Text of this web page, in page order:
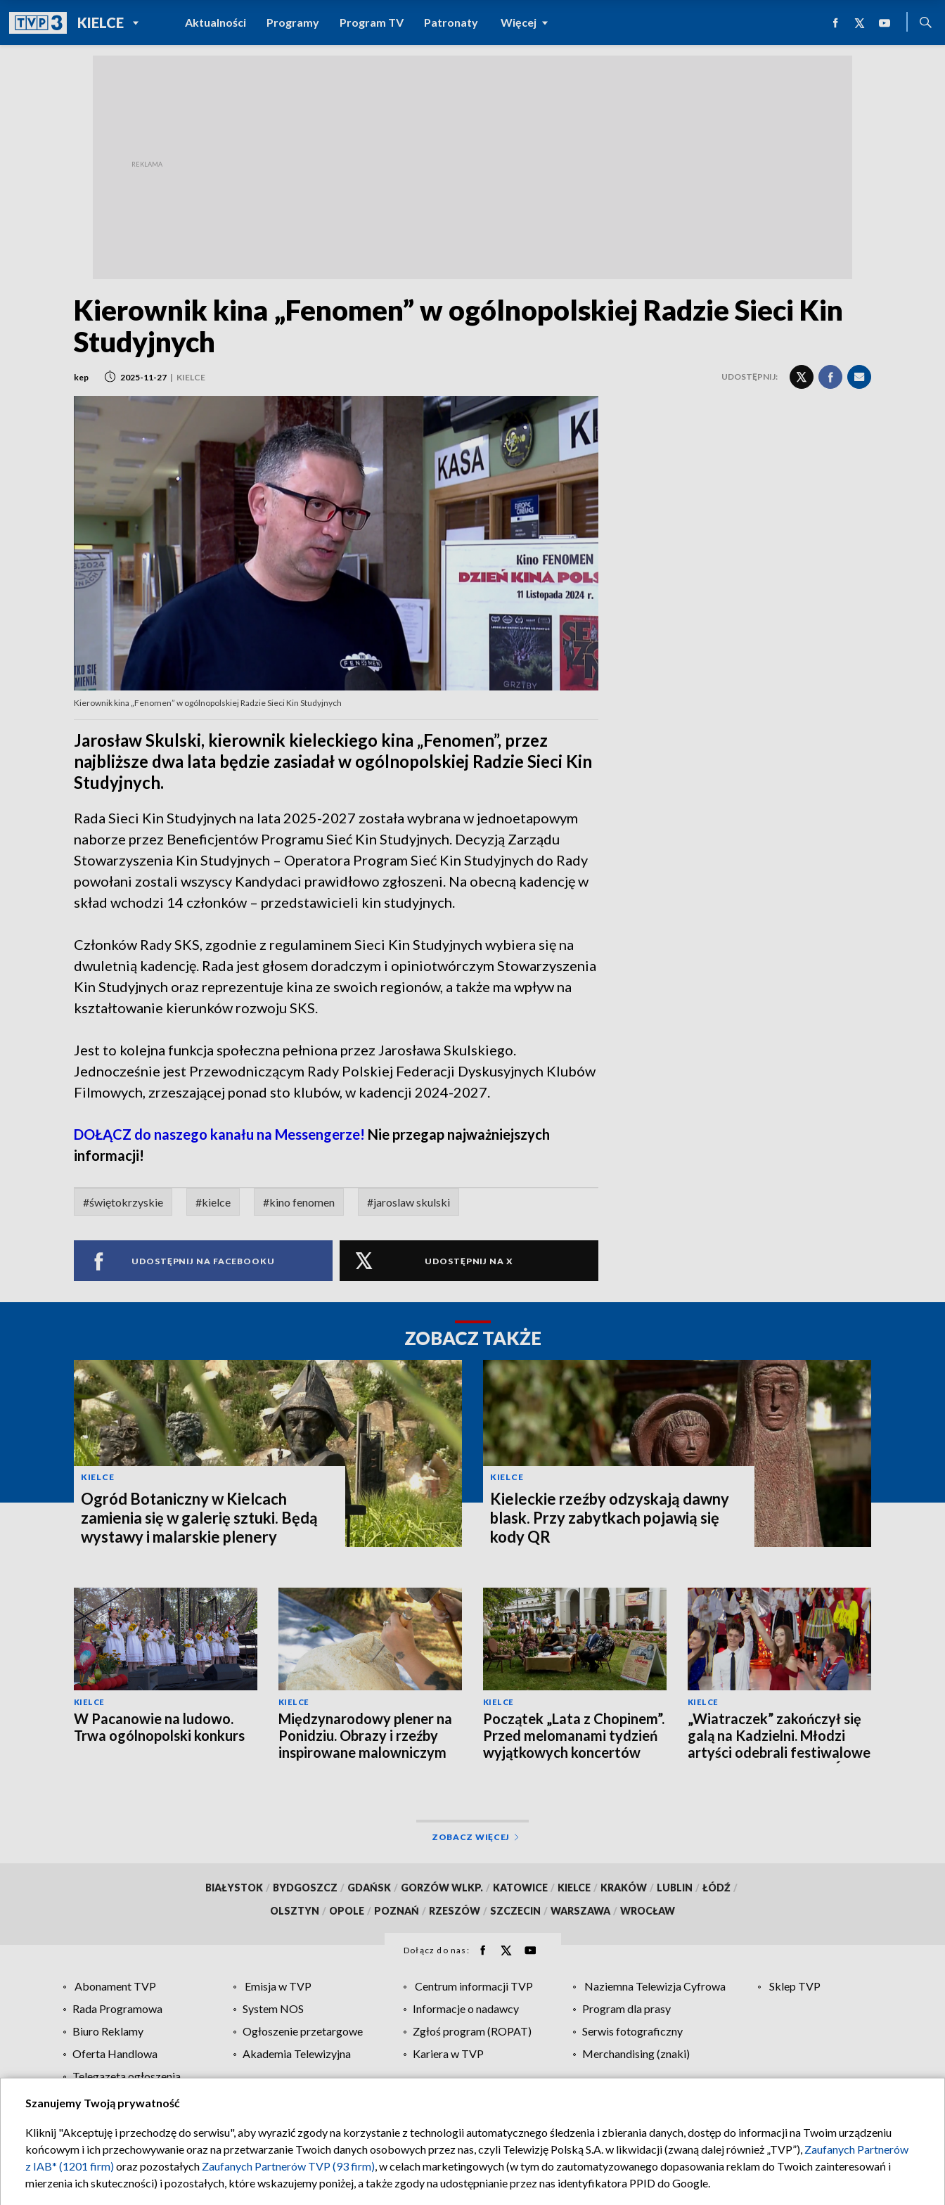
KIELCEPOWRÓT DO
TVP REGIONY
Aktualności Programy Program TV Patronaty Więcej
Kierownik kina „Fenomen” w ogólnopolskiej Radzie Sieci Kin
Studyjnych
kep 2025-11-27 | KIELCE UDOSTĘPNIJ:
Kierownik kina „Fenomen” w ogólnopolskiej Radzie Sieci Kin Studyjnych
Jarosław Skulski, kierownik kieleckiego kina „Fenomen”, przez
najbliższe dwa lata będzie zasiadał w ogólnopolskiej Radzie Sieci Kin
Studyjnych.
Rada Sieci Kin Studyjnych na lata 2025-2027 została wybrana w jednoetapowym
naborze przez Beneficjentów Programu Sieć Kin Studyjnych. Decyzją Zarządu
Stowarzyszenia Kin Studyjnych – Operatora Program Sieć Kin Studyjnych do Rady
powołani zostali wszyscy Kandydaci prawidłowo zgłoszeni. Na obecną kadencję w
skład wchodzi 14 członków – przedstawicieli kin studyjnych.
Członków Rady SKS, zgodnie z regulaminem Sieci Kin Studyjnych wybiera się na
dwuletnią kadencję. Rada jest głosem doradczym i opiniotwórczym Stowarzyszenia
Kin Studyjnych oraz reprezentuje kina ze swoich regionów, a także ma wpływ na
kształtowanie kierunków rozwoju SKS.
Jest to kolejna funkcja społeczna pełniona przez Jarosława Skulskiego.
Jednocześnie jest Przewodniczącym Rady Polskiej Federacji Dyskusyjnych Klubów
Filmowych, zrzeszającej ponad sto klubów, w kadencji 2024-2027.
DOŁĄCZ do naszego kanału na Messengerze! Nie przegap najważniejszych
informacji!
#świętokrzyskie #kielce #kino fenomen #jaroslaw skulski
UDOSTĘPNIJ NA FACEBOOKU UDOSTĘPNIJ NA X
ZOBACZ TAKŻE
KIELCE
Ogród Botaniczny w Kielcach
zamienia się w galerię sztuki. Będą
wystawy i malarskie plenery
KIELCE
Kieleckie rzeźby odzyskają dawny
blask. Przy zabytkach pojawią się
kody QR
KIELCE
W Pacanowie na ludowo.
Trwa ogólnopolski konkurs
KIELCE
Międzynarodowy plener na
Ponidziu. Obrazy i rzeźby
inspirowane malowniczym
KIELCE
Początek „Lata z Chopinem”.
Przed melomanami tydzień
wyjątkowych koncertów
KIELCE
„Wiatraczek” zakończył się
galą na Kadzielni. Młodzi
artyści odebrali festiwalowe
ZOBACZ WIĘCEJ
BIAŁYSTOK / BYDGOSZCZ / GDAŃSK / GORZÓW WLKP. / KATOWICE / KIELCE / KRAKÓW / LUBLIN / ŁÓDŹ /
OLSZTYN / OPOLE / POZNAŃ / RZESZÓW / SZCZECIN / WARSZAWA / WROCŁAW
Dołącz do nas:
Abonament TVP Emisja w TVP Centrum informacji TVP Naziemna Telewizja Cyfrowa
Sklep TVP
Rada Programowa
System NOS Informacje o nadawcy
Program dla prasy
Biuro Reklamy
Ogłoszenie przetargowe Zgłoś program (ROPAT)
Serwis fotograficzny
Oferta Handlowa
Akademia Telewizyjna Kariera w TVP
Merchandising (znaki)
Telegazeta ogłoszenia
Regulamin TVP Polityka prywatności Moje zgody Pomoc Biuro reklamy Kontakt
Szanujemy Twoją prywatność
Kliknij "Akceptuję i przechodzę do serwisu", aby wyrazić zgody na korzystanie z technologii automatycznego śledzenia i zbierania danych, dostęp do informacji na Twoim urządzeniu
końcowym i ich przechowywanie oraz na przetwarzanie Twoich danych osobowych przez nas, czyli Telewizję Polską S.A. w likwidacji (zwaną dalej również „TVP”), Zaufanych Partnerów
z IAB* (1201 firm)oraz pozostałych Zaufanych Partnerów TVP (93 firm), w celach marketingowych (w tym do zautomatyzowanego dopasowania reklam do Twoich zainteresowań i
mierzenia ich skuteczności) i pozostałych, które wskazujemy poniżej, a także zgody na udostępnianie przez nas identyfikatora PPID do Google.